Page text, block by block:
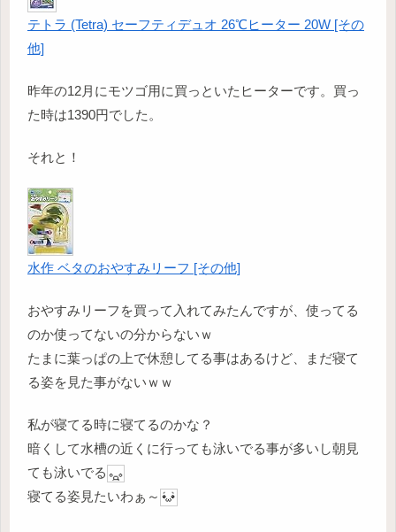
テトラ (Tetra) セーフティデュオ 26℃ヒーター 20W [その
他]
昨年の12月にモツゴ用に買っといたヒーターです。買っ
た時は1390円でした。
それと！
水作 ベタのおやすみリーフ [その他]
おやすみリーフを買って入れてみたんですが、使ってる
のか使ってないの分からないｗ
たまに葉っぱの上で休憩してる事はあるけど、まだ寝て
る姿を見た事がないｗｗ
私が寝てる時に寝てるのかな？
暗くして水槽の近くに行っても泳いでる事が多いし朝見
ても泳いでる
寝てる姿見たいわぁ～